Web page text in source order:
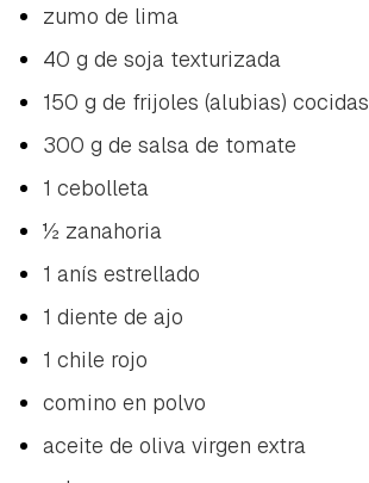
zumo de lima
40 g de soja texturizada
150 g de frijoles (alubias) cocidas
300 g de salsa de tomate
1 cebolleta
½ zanahoria
1 anís estrellado
1 diente de ajo
1 chile rojo
comino en polvo
aceite de oliva virgen extra